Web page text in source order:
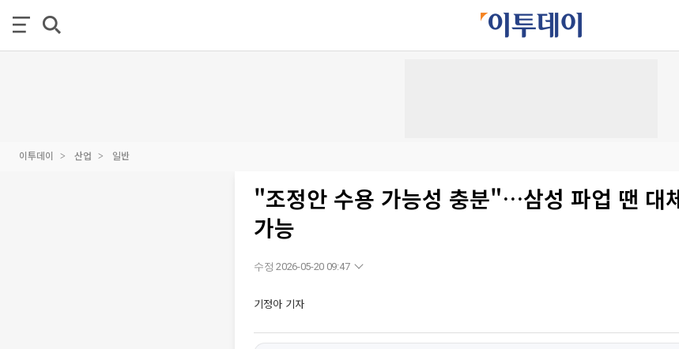
이투데이 산업 일반
"조정안 수용 가능성 충분"…삼성 파업 땐 대
가능
수정 2026-05-20 09:47
기정아 기자